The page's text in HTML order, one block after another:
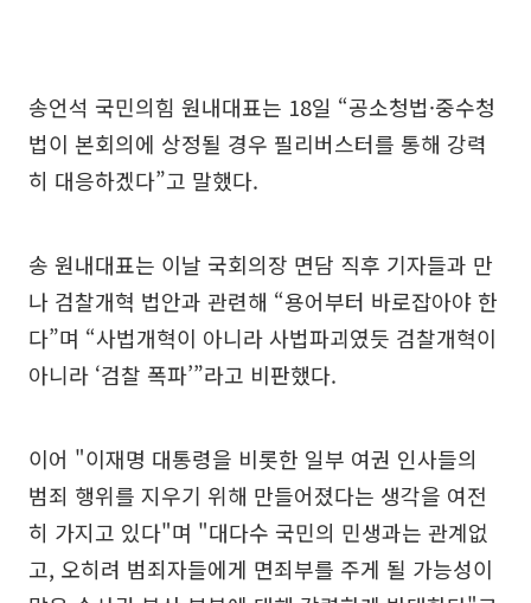
송언석 국민의힘 원내대표는 18일 “공소청법·중수청
법이 본회의에 상정될 경우 필리버스터를 통해 강력
히 대응하겠다”고 말했다.
송 원내대표는 이날 국회의장 면담 직후 기자들과 만
나 검찰개혁 법안과 관련해 “용어부터 바로잡아야 한
다”며 “사법개혁이 아니라 사법파괴였듯 검찰개혁이
아니라 ‘검찰 폭파’”라고 비판했다.
이어 "이재명 대통령을 비롯한 일부 여권 인사들의
범죄 행위를 지우기 위해 만들어졌다는 생각을 여전
히 가지고 있다"며 "대다수 국민의 민생과는 관계없
고, 오히려 범죄자들에게 면죄부를 주게 될 가능성이